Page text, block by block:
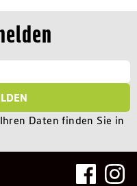
Daten finden Sie in